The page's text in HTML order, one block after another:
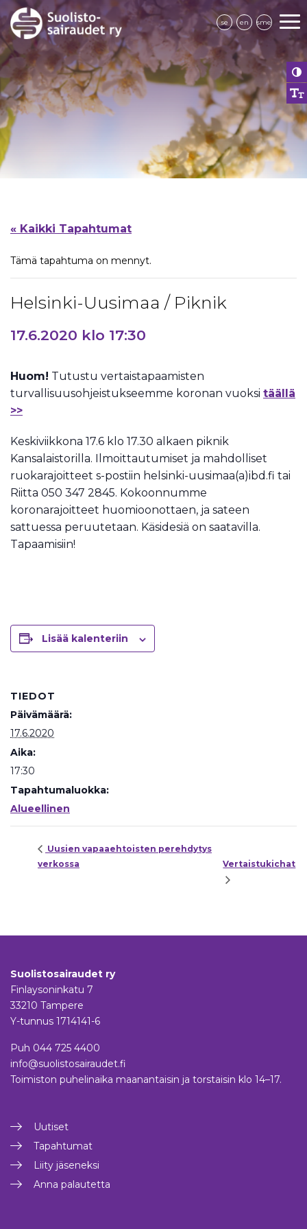
se en sme
« Kaikki Tapahtumat
Tämä tapahtuma on mennyt.
Helsinki-Uusimaa / Piknik
17.6.2020 klo 17:30
Huom! Tutustu vertaistapaamisten
turvallisuusohjeistukseemme koronan vuoksi täällä
>>
Keskiviikkona 17.6 klo 17.30 alkaen piknik
Kansalaistorilla. Ilmoittautumiset ja mahdolliset
ruokarajoitteet s-postiin helsinki-uusimaa(a)ibd.fi tai
Riitta 050 347 2845. Kokoonnumme
koronarajoitteet huomioonottaen, ja sateen
sattuessa peruutetaan. Käsidesiä on saatavilla.
Tapaamisiin!
Lisää kalenteriin
TIEDOT
Päivämäärä:
17.6.2020
Aika:
17:30
Tapahtumaluokka:
Alueellinen
Uusien vapaaehtoisten perehdytys
verkossa
Vertaistukichat
Suolistosairaudet ry
Finlaysoninkatu 7
33210 Tampere
Y-tunnus 1714141-6
Puh 044 725 4400
info@suolistosairaudet.fi
Toimiston puhelinaika maanantaisin ja torstaisin klo 14–17.
Uutiset
Tapahtumat
Liity jäseneksi
Anna palautetta